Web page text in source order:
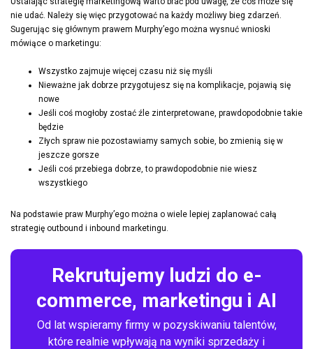
nie udać. Należy się więc przygotować na każdy możliwy bieg zdarzeń.
Sugerując się głównym prawem Murphy’ego można wysnuć wnioski
mówiące o marketingu:
Wszystko zajmuje więcej czasu niż się myśli
Nieważne jak dobrze przygotujesz się na komplikacje, pojawią się
nowe
Jeśli coś mogłoby zostać źle zinterpretowane, prawdopodobnie takie
będzie
Złych spraw nie pozostawiamy samych sobie, bo zmienią się w
jeszcze gorsze
Jeśli coś przebiega dobrze, to prawdopodobnie nie wiesz
wszystkiego
Na podstawie praw Murphy’ego można o wiele lepiej zaplanować całą
strategię outbound i inbound marketingu.
Rekrutujemy ludzi do e-
commerce, marketingu i AI
Od lat wspieramy firmy w pozyskiwaniu talentów,
które realnie wpływają na wyniki sprzedaży i